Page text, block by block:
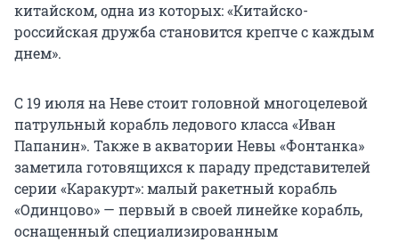
китайском, одна из которых: «Китайско-
российская дружба становится крепче с каждым
днем».
С 19 июля на Неве стоит головной многоцелевой
патрульный корабль ледового класса «Иван
Папанин». Также в акватории Невы «Фонтанка»
заметила готовящихся к параду представителей
серии «Каракурт»: малый ракетный корабль
«Одинцово» — первый в своей линейке корабль,
оснащенный специализированным